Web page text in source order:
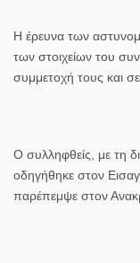
Η έρευνα των
των στοιχείων του
συμμετοχή τους και
Ο συλληφθείς, με τη
οδηγήθηκε στον
παρέπεμψε στον